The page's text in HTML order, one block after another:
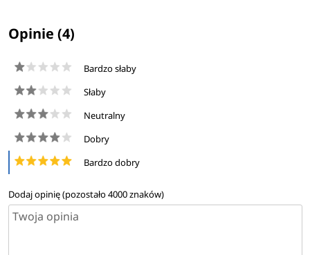
Opinie (4)
Bardzo słaby
Słaby
Neutralny
Dobry
Bardzo dobry
Dodaj opinię (pozostało4000znaków)